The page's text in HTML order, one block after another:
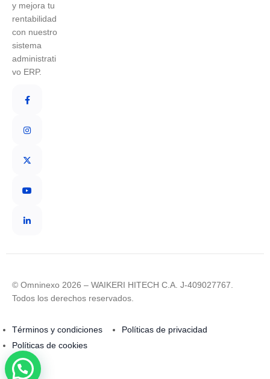
y mejora tu
rentabilidad
con nuestro
sistema
administrati
vo ERP.
© Omninexo 2026 – WAIKERI HITECH C.A. J-409027767.
Todos los derechos reservados.
Términos y condiciones
Políticas de privacidad
Políticas de cookies